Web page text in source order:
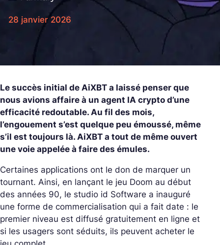
28 janvier 2026
Le succès initial de AiXBT a laissé penser que
nous avions affaire à un agent IA crypto d’une
efficacité redoutable. Au fil des mois,
l’engouement s’est quelque peu émoussé, même
s’il est toujours là. AiXBT a tout de même ouvert
une voie appelée à faire des émules.
Certaines applications ont le don de marquer un
tournant. Ainsi, en lançant le jeu Doom au début
des années 90, le studio id Software a inauguré
une forme de commercialisation qui a fait date : le
premier niveau est diffusé gratuitement en ligne et
si les usagers sont séduits, ils peuvent acheter le